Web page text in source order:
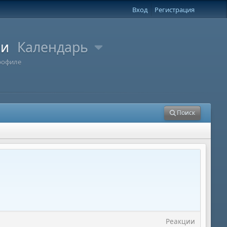
Вход Регистрация
Календарь
Поиск
Реакции